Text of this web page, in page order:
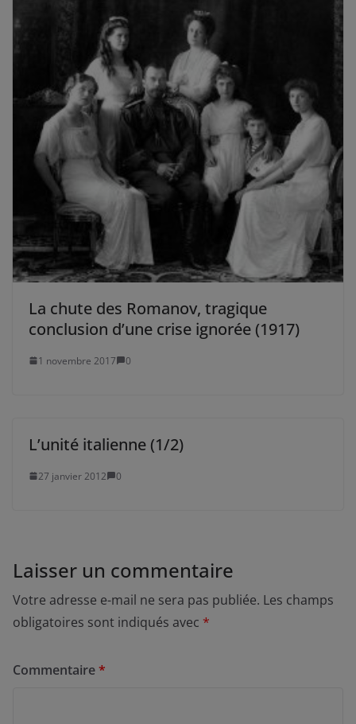
La chute des Romanov, tragique
conclusion d’une crise ignorée (1917)
1 novembre 2017 0
L’unité italienne (1/2)
27 janvier 2012 0
Laisser un commentaire
Votre adresse e-mail ne sera pas publiée. Les champs
obligatoires sont indiqués avec *
Commentaire*